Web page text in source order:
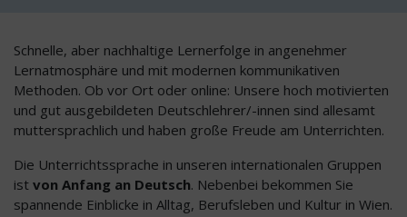
Schnelle, aber nachhaltige Lernerfolge in angenehmer
Lernatmosphäre und mit modernen kommunikativen
Methoden. Ob vor Ort oder online: Unsere hoch motivierten
und gut ausgebildeten Deutschlehrer/-innen sind allesamt
muttersprachlich und haben große Freude am Unterrichten.
Die Unterrichtssprache in unseren internationalen Gruppen
ist von Anfang an Deutsch. Nebenbei bekommen Sie
spannende Einblicke in Alltag, Berufsleben und Kultur in Wien.